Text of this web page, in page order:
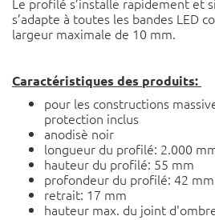
s’adapte à toutes les bandes LED
largeur maximale de 10 mm.
Caractéristiques des produits:
pour les constructions
protection inclus
anodisè noir
longueur du profilé: 2.000
hauteur du profilé: 55 mm
profondeur du profilé: 42 mm
retrait: 17 mm
hauteur max. du joint